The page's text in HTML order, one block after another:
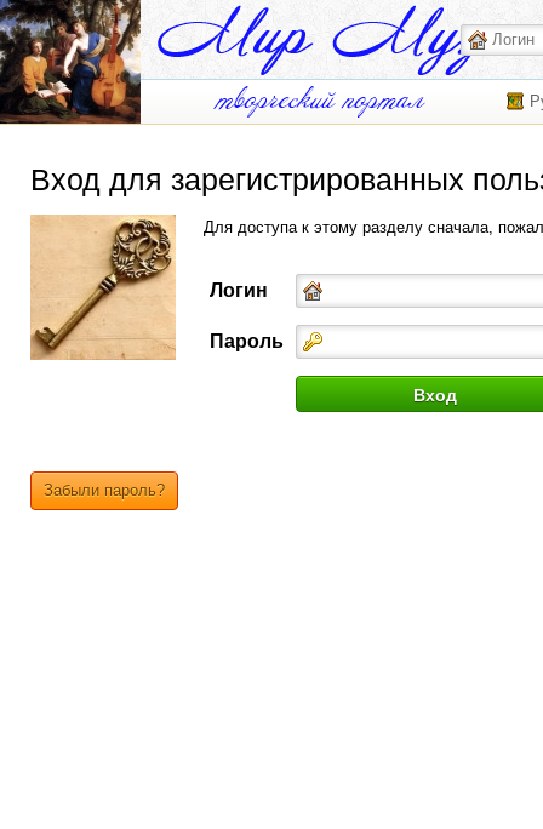
Вход для зарегистрированных
Для доступа к этому разделу сначала,
Логин
Пароль
Забыли пароль?